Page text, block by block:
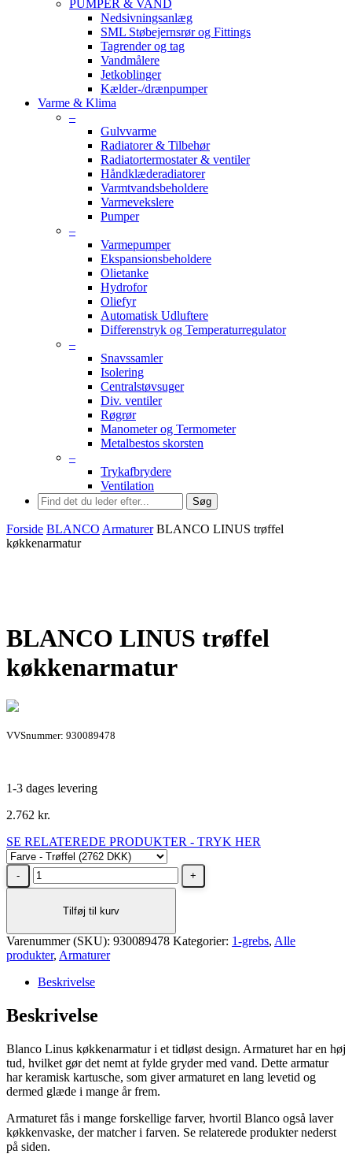
PUMPER & VAND
Nedsivningsanlæg
SML Støbejernsrør og Fittings
Tagrender og tag
Vandmålere
Jetkoblinger
Kælder-/drænpumper
Varme & Klima
–
Gulvvarme
Radiatorer & Tilbehør
Radiatortermostater & ventiler
Håndklæderadiatorer
Varmtvandsbeholdere
Varmevekslere
Pumper
–
Varmepumper
Ekspansionsbeholdere
Olietanke
Hydrofor
Oliefyr
Automatisk Udluftere
Differenstryk og Temperaturregulator
–
Snavssamler
Isolering
Centralstøvsuger
Div. ventiler
Røgrør
Manometer og Termometer
Metalbestos skorsten
–
Trykafbrydere
Ventilation
Søg
Forside BLANCO Armaturer BLANCO LINUS trøffel
køkkenarmatur
BLANCO LINUS trøffel
køkkenarmatur
VVSnummer: 930089478
1-3 dages levering
2.762 kr.
SE RELATEREDE PRODUKTER - TRYK HER
BLANCO
LINUS
køkkenarmatur
Tilføj til kurv
Varenummer (SKU): 930089478 Kategorier: 1-grebs, Alle
produkter, Armaturer
Beskrivelse
Beskrivelse
Blanco Linus køkkenarmatur i et tidløst design. Armaturet har en høj
tud, hvilket gør det nemt at fylde gryder med vand. Dette armatur
har keramisk kartusche, som giver armaturet en lang levetid og
dermed glæde i mange år frem.
Armaturet fås i mange forskellige farver, hvortil Blanco også laver
køkkenvaske, der matcher i farven. Se relaterede produkter nederst
på siden.